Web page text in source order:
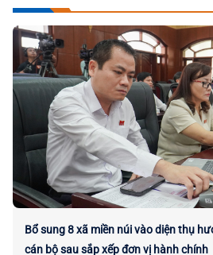
Bổ sung 8 xã miền núi vào diện thụ
cán bộ sau sắp xếp đơn vị hành chính